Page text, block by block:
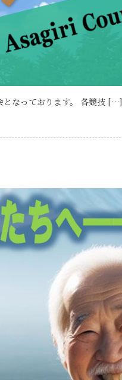
となっております。 各競技 […]